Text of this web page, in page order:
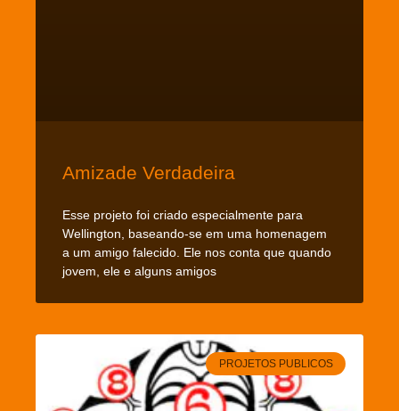
Amizade Verdadeira
Esse projeto foi criado especialmente para
Wellington, baseando-se em uma homenagem
a um amigo falecido. Ele nos conta que quando
jovem, ele e alguns amigos
PROJETOS PUBLICOS